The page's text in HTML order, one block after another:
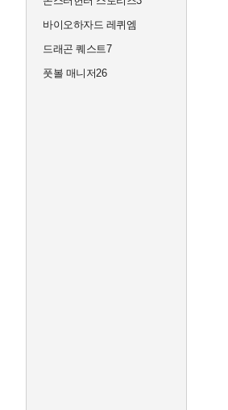
바이오하자드 레퀴엠
드래곤 퀘스트7
풋볼 매니저26